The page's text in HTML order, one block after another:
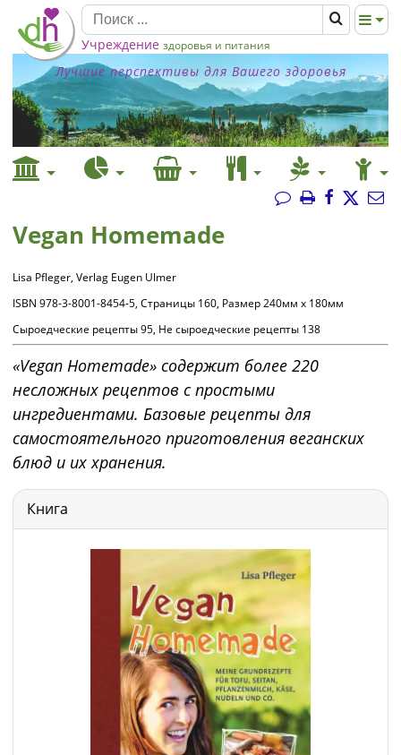
Учреждение здоровья и питания
Лучшие перспективы для Вашего здоровья
Vegan Homemade
Lisa Pfleger, Verlag Eugen Ulmer
ISBN 978-3-8001-8454-5, Страницы 160, Размер 240мм x 180мм
Сыроедческие рецепты 95, Не сыроедческие рецепты 138
«Vegan Homemade» содержит более 220
несложных рецептов с простыми
ингредиентами. Базовые рецепты для
самостоятельного приготовления веганских
блюд и их хранения.
Книга